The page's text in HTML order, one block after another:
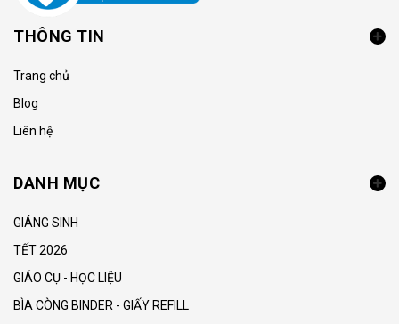
THÔNG TIN
Trang chủ
Blog
Liên hệ
DANH MỤC
GIÁNG SINH
TẾT 2026
GIÁO CỤ - HỌC LIỆU
BÌA CÒNG BINDER - GIẤY REFILL